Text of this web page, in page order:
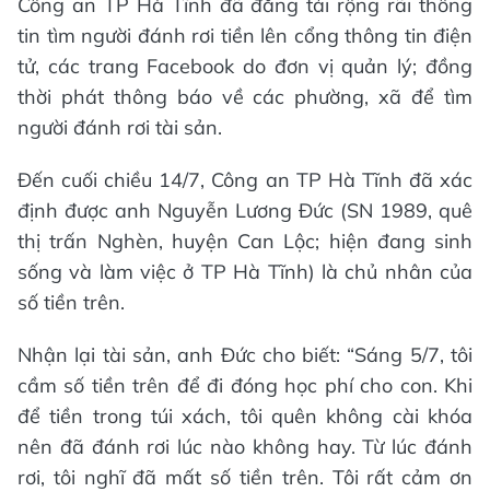
tin tìm người đánh rơi tiền lên cổng thông tin điện
tử, các trang Facebook do đơn vị quản lý; đồng
thời phát thông báo về các phường, xã để tìm
người đánh rơi tài sản.
Đến cuối chiều 14/7, Công an TP Hà Tĩnh đã xác
định được anh Nguyễn Lương Đức (SN 1989, quê
thị trấn Nghèn, huyện Can Lộc; hiện đang sinh
sống và làm việc ở TP Hà Tĩnh) là chủ nhân của
số tiền trên.
Nhận lại tài sản, anh Đức cho biết: “Sáng 5/7, tôi
cầm số tiền trên để đi đóng học phí cho con. Khi
để tiền trong túi xách, tôi quên không cài khóa
nên đã đánh rơi lúc nào không hay. Từ lúc đánh
rơi, tôi nghĩ đã mất số tiền trên. Tôi rất cảm ơn